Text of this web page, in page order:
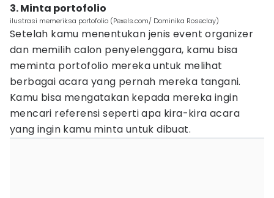
3. Minta portofolio
ilustrasi memeriksa portofolio (Pexels.com/ Dominika Roseclay)
Setelah kamu menentukan jenis event organizer
dan memilih calon penyelenggara, kamu bisa
meminta portofolio mereka untuk melihat
berbagai acara yang pernah mereka tangani.
Kamu bisa mengatakan kepada mereka ingin
mencari referensi seperti apa kira-kira acara
yang ingin kamu minta untuk dibuat.